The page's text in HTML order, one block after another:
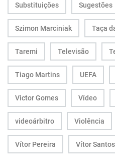
Substituições Sugestões
Szimon Marciniak Taça
Taremi Televisão
Tiago Martins UEFA
Victor Gomes Vídeo
videoárbitro Violência
Vítor Pereira Vítor Santos